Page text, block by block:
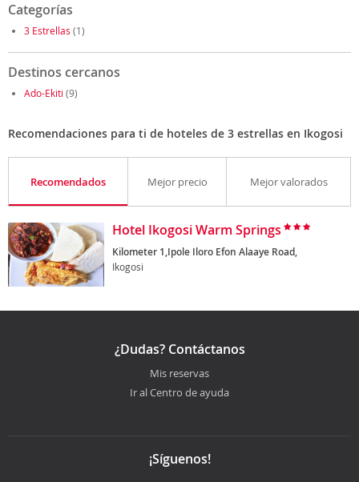
Categorías
3 Estrellas (1)
Destinos cercanos
Ado-Ekiti (9)
Recomendaciones para ti de hoteles de 3 estrellas en Ikogosi
Recomendados Mejor precio Mejor valorados
Hotel Ikogosi Warm Springs
Kilometer 1,Ipole Iloro Efon Alaaye Road,
Ikogosi
¿Dudas? Contáctanos
Mis reservas
Ir al Centro de ayuda
¡Síguenos!